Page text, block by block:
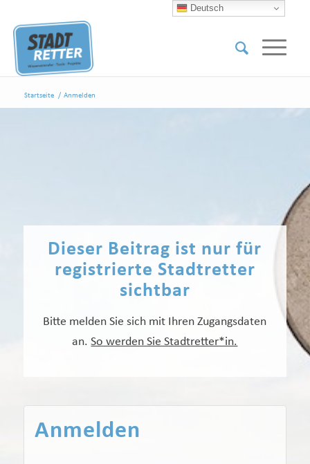
Startseite / Anmelden
Dieser Beitrag ist nur für
registrierte Stadtretter
sichtbar
Bitte melden Sie sich mit Ihren Zugangsdaten
an.So werden Sie Stadtretter*in.
Anmelden
Deutsch